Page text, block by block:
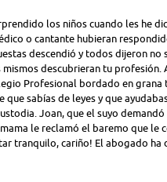
los niños cuando les he
o cantante hubieran
descendió y todos dijeron no
mismos descubrieran tu
Profesional bordado en grana
que sabías de leyes y que
Joan, que el suyo
mama le reclamó el baremo que le
tranquilo, cariño! El abogado